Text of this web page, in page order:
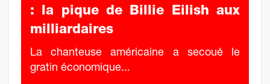
: la pique de Billie Eilish aux
milliardaires
La chanteuse américaine a secoué le
gratin économique...